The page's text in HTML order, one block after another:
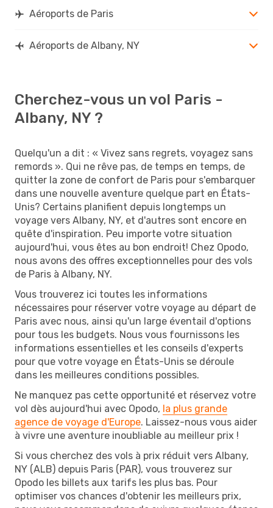
Aéroports de Paris
Aéroports de Albany, NY
Cherchez-vous un vol Paris -
Albany, NY ?
Quelqu'un a dit : « Vivez sans regrets, voyagez sans
remords ». Qui ne rêve pas, de temps en temps, de
quitter la zone de confort de Paris pour s'embarquer
dans une nouvelle aventure quelque part en États-
Unis? Certains planifient depuis longtemps un
voyage vers Albany, NY, et d'autres sont encore en
quête d'inspiration. Peu importe votre situation
aujourd'hui, vous êtes au bon endroit! Chez Opodo,
nous avons des offres exceptionnelles pour des vols
de Paris à Albany, NY.
Vous trouverez ici toutes les informations
nécessaires pour réserver votre voyage au départ de
Paris avec nous, ainsi qu'un large éventail d'options
pour tous les budgets. Nous vous fournissons les
informations essentielles et les conseils d'experts
pour que votre voyage en États-Unis se déroule
dans les meilleures conditions possibles.
Ne manquez pas cette opportunité et réservez votre
vol dès aujourd'hui avec Opodo, la plus grande
agence de voyage d'Europe. Laissez-nous vous aider
à vivre une aventure inoubliable au meilleur prix !
Si vous cherchez des vols à prix réduit vers Albany,
NY (ALB) depuis Paris (PAR), vous trouverez sur
Opodo les billets aux tarifs les plus bas. Pour
optimiser vos chances d'obtenir les meilleurs prix,